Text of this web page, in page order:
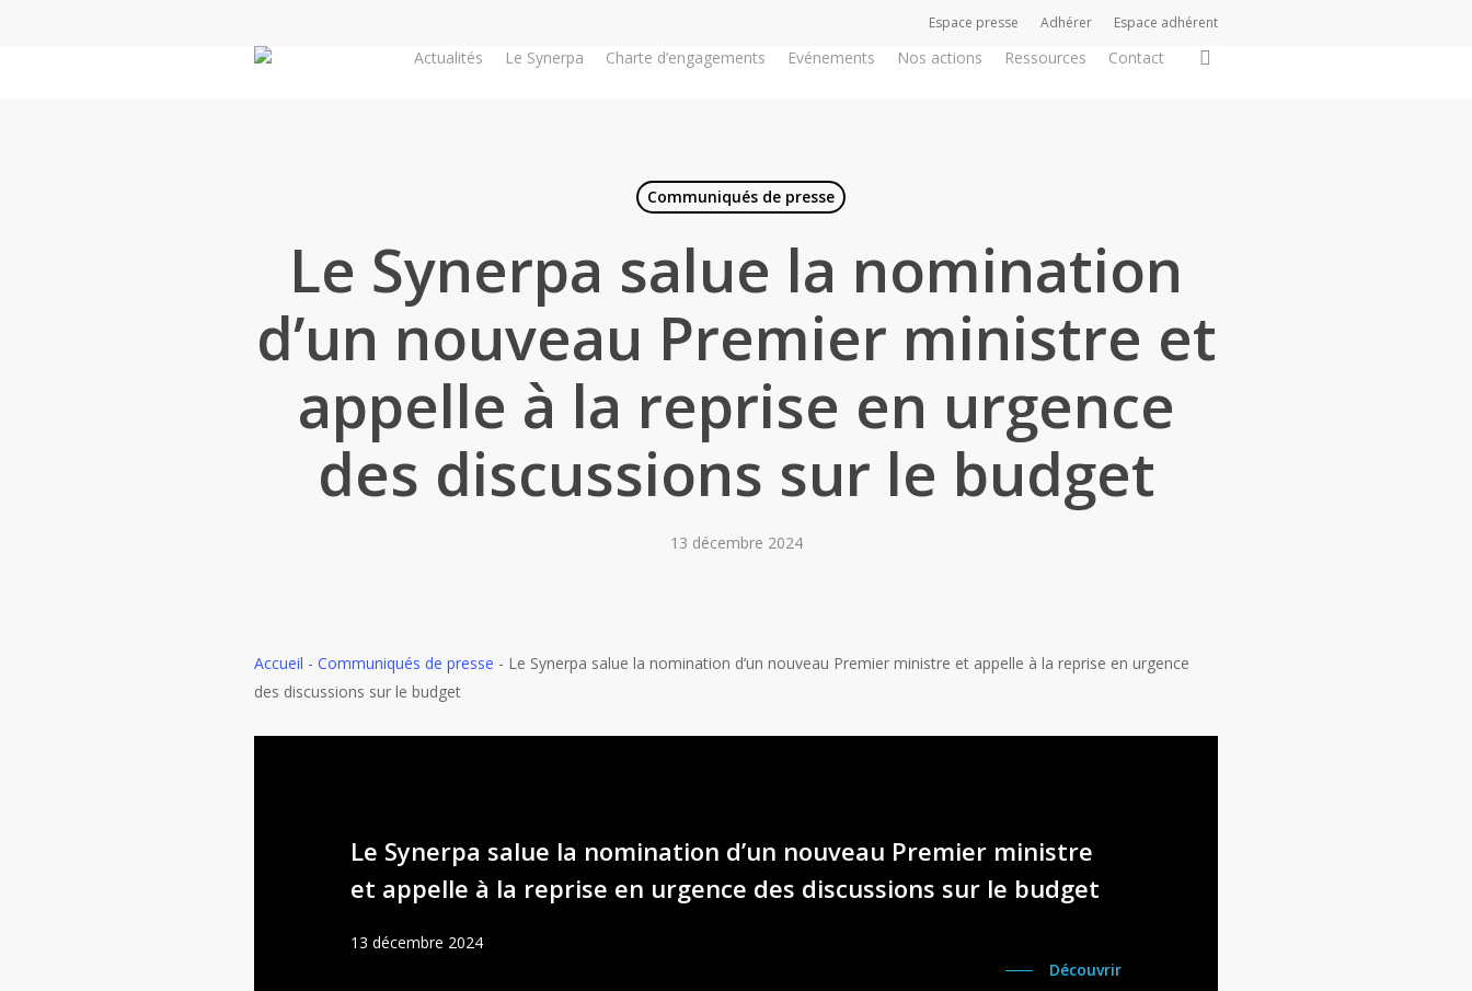
Espace presse Adhérer Espace adhérent
Actualités Le Synerpa Charte d’engagements Evénements Nos actions Ressources Contact
Communiqués de presse
Le Synerpa salue la nomination
d’un nouveau Premier ministre et
appelle à la reprise en urgence
des discussions sur le budget
13 décembre 2024
Accueil - Communiqués de presse - Le Synerpa salue la nomination d’un nouveau Premier ministre et appelle à la reprise en urgence
des discussions sur le budget
Le Synerpa salue la nomination d’un nouveau Premier ministre
et appelle à la reprise en urgence des discussions sur le budget
13 décembre 2024
Découvrir